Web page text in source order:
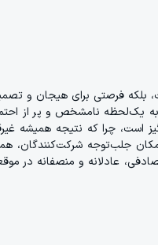
بلکه فرصتی برای هیجان و
به یک‌لحظه نامشخص و پر از
چرا که نتیجه همیشه
جلب‌توجه شرکت‌کنندگان،
عادلانه و منصفانه در